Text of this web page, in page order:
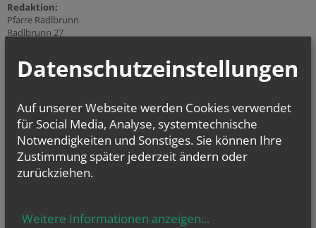
Redaktion:
Pfarre Radlbrunn
Radlbrunn 27
E-Mail:pfarre.radlbrunn@katholischekirche.at
Diese Seite ist der Webauftritt von Pfarre Radlbrunn im Rahmen des
Webportals der Erzdiözese Wien.
Datenschutzerklärung
Barrierefreiheitserklärung
Datenschutzeinstellungen
Auf unserer Webseite werden Cookies verwendet
für Social Media, Analyse, systemtechnische
Notwendigkeiten und Sonstiges. Sie können Ihre
Zustimmung später jederzeit ändern oder
zurückziehen.
Weitere Informationen anzeigen...